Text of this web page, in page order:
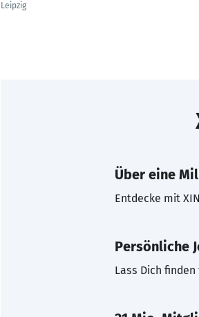
Leipzig
Über eine
Entdecke mit
Persönliche
Lass Dich